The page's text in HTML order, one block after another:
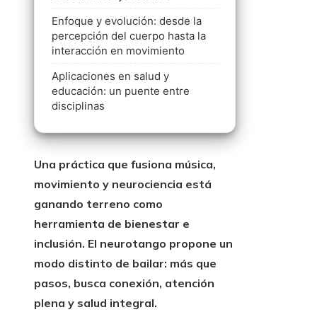
Enfoque y evolución: desde la
percepción del cuerpo hasta la
interacción en movimiento
Aplicaciones en salud y
educación: un puente entre
disciplinas
Una práctica que fusiona música,
movimiento y neurociencia está
ganando terreno como
herramienta de bienestar e
inclusión. El neurotango propone un
modo distinto de bailar: más que
pasos, busca conexión, atención
plena y salud integral.